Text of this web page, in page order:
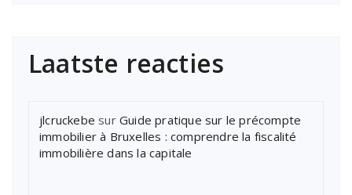
Laatste reacties
jlcruckebe sur Guide pratique sur le précompte
immobilier à Bruxelles : comprendre la fiscalité
immobilière dans la capitale